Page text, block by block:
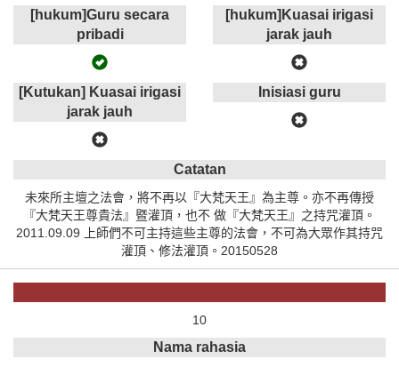
[hukum]Guru secara
pribadi
[hukum]Kuasai irigasi
jarak jauh
[Kutukan] Kuasai irigasi
jarak jauh
Inisiasi guru
Catatan
未來所主壇之法會，將不再以『大梵天王』為主尊。亦不再傳授
『大梵天王尊貴法』暨灌頂，也不 做『大梵天王』之持咒灌頂。
2011.09.09 上師們不可主持這些主尊的法會，不可為大眾作其持咒
灌頂、修法灌頂。20150528
10
Nama rahasia